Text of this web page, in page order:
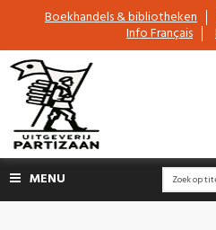
Boekhandels & bibliotheken
Info Français
MENU